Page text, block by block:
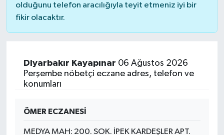
olduğunu telefon aracılığıyla teyit etmeniz iyi bir
fikir olacaktır.
Diyarbakır Kayapınar 06 Ağustos 2026
Perşembe nöbetçi eczane adres, telefon ve
konumları
ÖMER ECZANESİ
MEDYA MAH: 200. SOK. İPEK KARDEŞLER APT.